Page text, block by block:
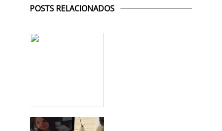
POSTS RELACIONADOS